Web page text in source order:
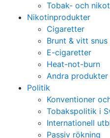
Tobak- och
Nikotinprodukter
Cigaretter
Brunt & vitt snus
E-cigaretter
Heat-not-burn
Andra produkter
Politik
Konventioner
Tobakspolitik i
Internationell
Passiv rökning